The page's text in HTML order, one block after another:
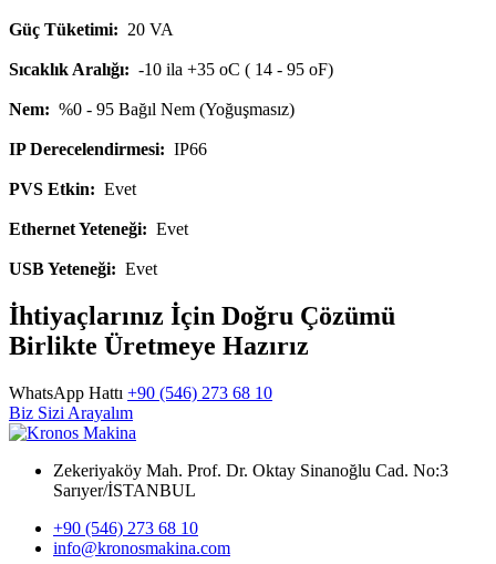
Güç Tüketimi: 20 VA
Sıcaklık Aralığı: -10 ila +35 oC ( 14 - 95 oF)
Nem: %0 - 95 Bağıl Nem (Yoğuşmasız)
IP Derecelendirmesi: IP66
PVS Etkin: Evet
Ethernet Yeteneği: Evet
USB Yeteneği: Evet
İhtiyaçlarınız İçin Doğru Çözümü
Birlikte Üretmeye Hazırız
WhatsApp Hattı +90 (546) 273 68 10
Biz Sizi Arayalım
Zekeriyaköy Mah. Prof. Dr. Oktay Sinanoğlu Cad. No:3
Sarıyer/İSTANBUL
+90 (546) 273 68 10
info@kronosmakina.com